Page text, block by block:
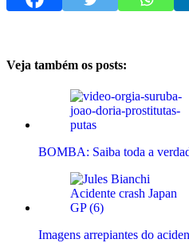
Veja também os posts:
BOMBA: Saiba toda a
Imagens arrepiantes do